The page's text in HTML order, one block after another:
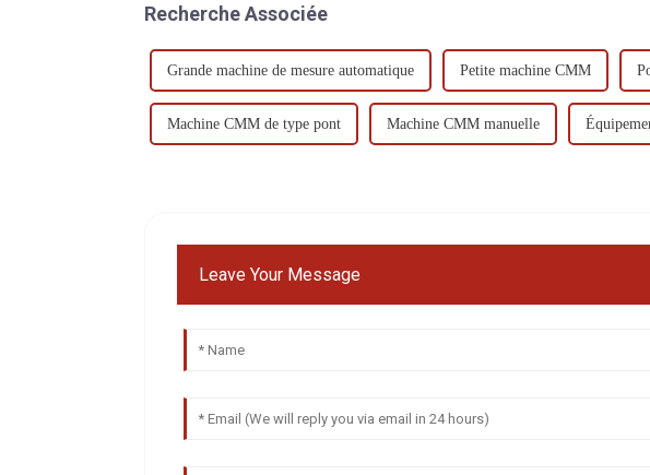
Recherche Associée
Grande machine de mesure automatique Petite machine CMM
Machine CMM de type pont Machine CMM manuelle
Leave Your Message